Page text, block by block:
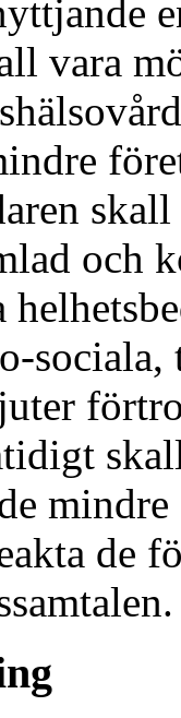
vara
och
mindre
de